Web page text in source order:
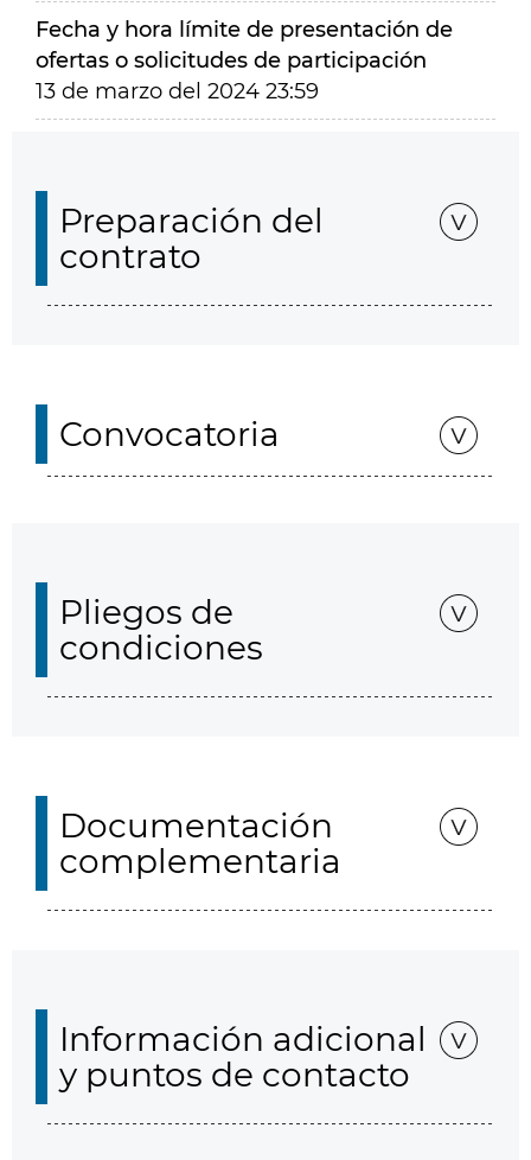
Fecha y hora límite de presentación de
ofertas o solicitudes de participación
13 de marzo del 2024 23:59
Preparación del
contrato
Convocatoria
Pliegos de
condiciones
Documentación
complementaria
Información adicional
y puntos de contacto